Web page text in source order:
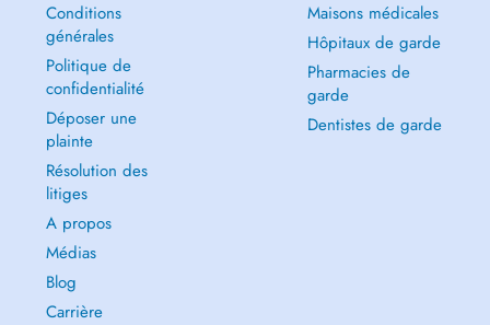
Conditions
générales
Politique de
confidentialité
Déposer une
plainte
Résolution des
litiges
A propos
Médias
Blog
Carrière
Maisons médicales
Hôpitaux de garde
Pharmacies de
garde
Dentistes de garde